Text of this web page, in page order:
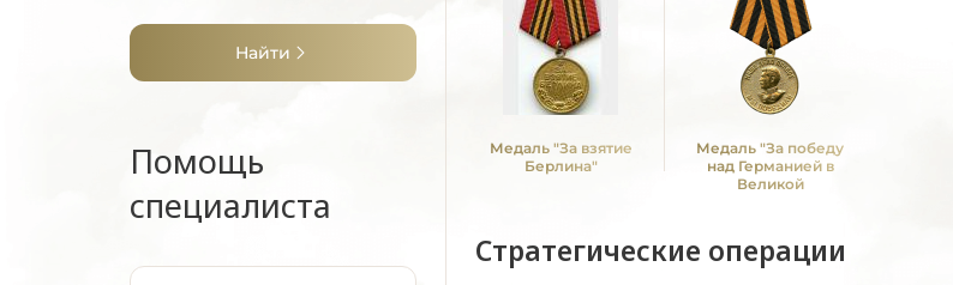
Найти
Помощь
специалиста
Медаль "За взятие
Берлина"
Медаль "За победу
над Германией в
Великой
Стратегические операции